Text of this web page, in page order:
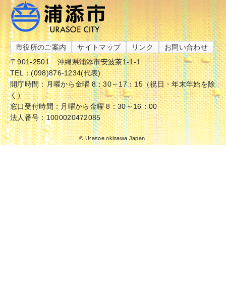
市役所のご案内 サイトマップ リンク
お問い合わせ
〒901-2501
沖縄県浦添市安波茶1-1-1
TEL：(098)876-1234(代表)
開庁時間：月曜から金曜 8：30～17：15（祝日・年末年始を除
く）
窓口受付時間：月曜から金曜 8：30～16：00
法人番号：1000020472085
© Urasoe okinawa Japan.